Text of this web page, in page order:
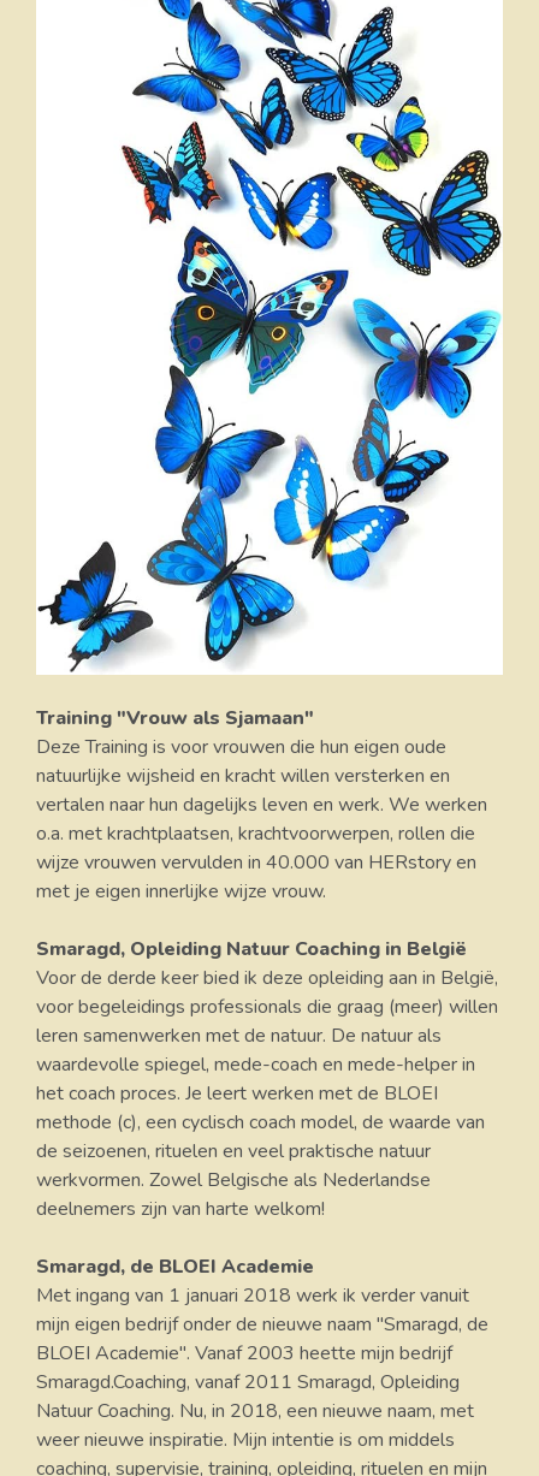
Training "Vrouw als Sjamaan"
Deze Training is voor vrouwen die hun eigen oude
natuurlijke wijsheid en kracht willen versterken en
vertalen naar hun dagelijks leven en werk. We werken
o.a. met krachtplaatsen, krachtvoorwerpen, rollen die
wijze vrouwen vervulden in 40.000 van HERstory en
met je eigen innerlijke wijze vrouw.
Smaragd, Opleiding Natuur Coaching in België
Voor de derde keer bied ik deze opleiding aan in België,
voor begeleidings professionals die graag (meer) willen
leren samenwerken met de natuur. De natuur als
waardevolle spiegel, mede-coach en mede-helper in
het coach proces. Je leert werken met de BLOEI
methode (c), een cyclisch coach model, de waarde van
de seizoenen, rituelen en veel praktische natuur
werkvormen. Zowel Belgische als Nederlandse
deelnemers zijn van harte welkom!
Smaragd, de BLOEI Academie
Met ingang van 1 januari 2018 werk ik verder vanuit
mijn eigen bedrijf onder de nieuwe naam "Smaragd, de
BLOEI Academie". Vanaf 2003 heette mijn bedrijf
Smaragd.Coaching, vanaf 2011 Smaragd, Opleiding
Natuur Coaching. Nu, in 2018, een nieuwe naam, met
weer nieuwe inspiratie. Mijn intentie is om middels
coaching, supervisie, training, opleiding, rituelen en mijn